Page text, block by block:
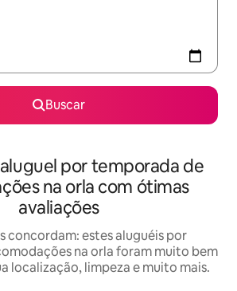
Buscar
por temporada de
na orla com ótimas
avaliações
concordam: estes aluguéis por
na orla foram muito bem
localização, limpeza e muito mais.